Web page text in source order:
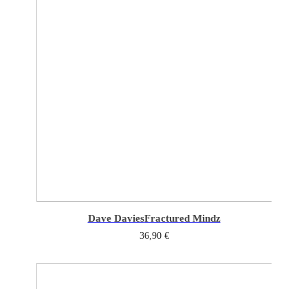
Dave DaviesFractured Mindz
36,90 €